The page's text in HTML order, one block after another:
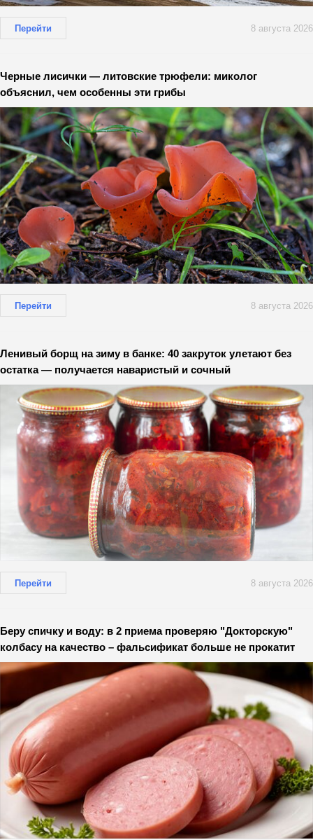
Перейти 8 августа 2026
Черные лисички — литовские трюфели: миколог
объяснил, чем особенны эти грибы
Перейти 8 августа 2026
Ленивый борщ на зиму в банке: 40 закруток улетают без
остатка — получается наваристый и сочный
Перейти 8 августа 2026
Беру спичку и воду: в 2 приема проверяю "Докторскую"
колбасу на качество – фальсификат больше не прокатит